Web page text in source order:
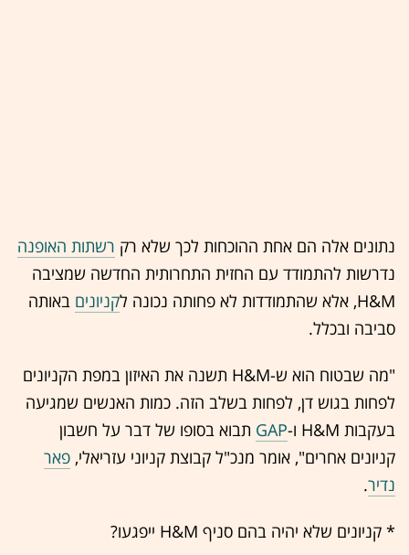
נתונים אלה הם אחת ההוכחות לכך שלא רק רשתות האופנה
נדרשות להתמודד עם החזית התחרותית החדשה שמציבה
H&M, אלא שהתמודדות לא פחותה נכונה ל
קניונים באותה
סביבה ובכלל.
"מה שבטוח הוא ש-H&M תשנה את האיזון במפת הקניונים
לפחות בגוש דן, לפחות בשלב הזה. כמות האנשים שמגיעה
בעקבות H&M ו-
GAP תבוא בסופו של דבר על חשבון
קניונים אחרים", אומר מנכ"ל קבוצת קניוני עזריאלי, פאר
נדיר.
* קניונים שלא יהיה בהם סניף H&M ייפגעו?